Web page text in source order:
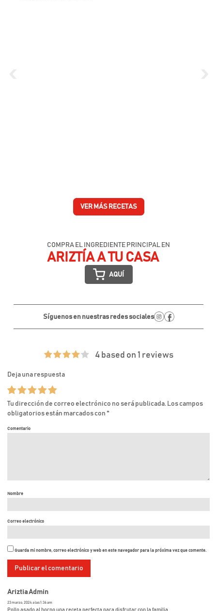
VER MÁS RECETAS
COMPRA EL INGREDIENTE PRINCIPAL EN
ARIZTÍA A TU CASA
AQUÍ
Síguenos en nuestras redes sociales
4 based on 1 reviews
Deja una respuesta
Tu dirección de correo electrónico no será publicada. Los campos
obligatorios están marcados con *
Comentario
Nombre
Correo electrónico
Guarda mi nombre, correo electrónico y web en este navegador para la próxima vez que comente.
Ariztia Admin
23 marzo, 2024 a las 1:36 am
Pollo asado al horno una receta perfecta para disfrutar con la familia.